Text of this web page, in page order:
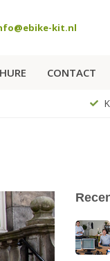
kit.nl
CONTACT